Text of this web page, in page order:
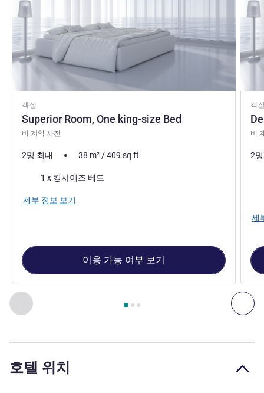
이전 - 객실 다
3 페이지 , 객실 1 : Superior Room, One king-size Bed , 객실
객실
Superior Room, One king-size Bed
비 계약 사진
2명 최대 38 m²/409 sq ft
1 x 킹사이즈 베드
세부 정보 보기
이용 가능 여부 보기
객
비
2
세
호텔 위치